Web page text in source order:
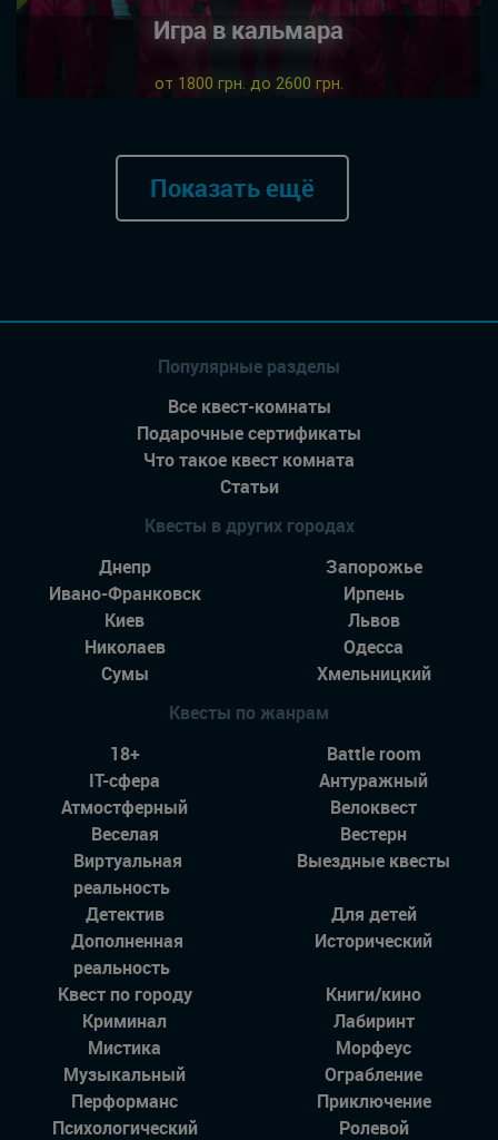
Игра в кальмара
от 1800 грн. до 2600 грн.
Показать ещё
Популярные разделы
Все квест-комнаты
Подарочные сертификаты
Что такое квест комната
Статьи
Квесты в других городах
Днепр
Запорожье
Ивано-Франковск
Ирпень
Киев
Львов
Николаев
Одесса
Сумы
Хмельницкий
Квесты по жанрам
18+
Battle room
IT-сфера
Антуражный
Атмостферный
Велоквест
Веселая
Вестерн
Виртуальная
реальность
Выездные квесты
Детектив
Для детей
Дополненная
реальность
Исторический
Квест по городу
Книги/кино
Криминал
Лабиринт
Мистика
Морфеус
Музыкальный
Ограбление
Перформанс
Приключение
Психологический
Ролевой